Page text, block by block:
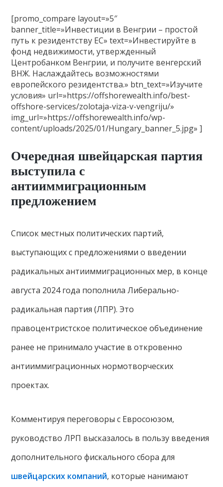
[promo_compare layout=»5″
banner_title=»Инвестиции в Венгрии – простой
путь к резидентству ЕС» text=»Инвестируйте в
фонд недвижимости, утвержденный
Центробанком Венгрии, и получите венгерский
ВНЖ. Наслаждайтесь возможностями
европейского резидентства.» btn_text=»Изучите
условия» url=»https://offshorewealth.info/best-
offshore-services/zolotaja-viza-v-vengriju/»
img_url=»https://offshorewealth.info/wp-
content/uploads/2025/01/Hungary_banner_5.jpg» ]
Очередная швейцарская партия
выступила с
антииммиграционным
предложением
Список местных политических партий,
выступающих с предложениями о введении
радикальных антииммиграционных мер, в конце
августа 2024 года пополнила Либерально-
радикальная партия (ЛПР). Это
правоцентристское политическое объединение
ранее не принимало участие в откровенно
антииммиграционных нормотворческих
проектах.
Комментируя переговоры с Евросоюзом,
руководство ЛРП высказалось в пользу введения
дополнительного фискального сбора для
швейцарских компаний, которые нанимают